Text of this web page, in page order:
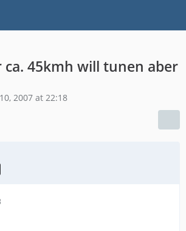
ca. 45kmh will tunen aber
2007 at 22:18